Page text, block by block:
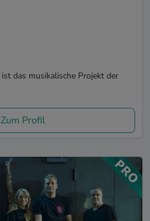
das musikalische Projekt der
Zum Profil